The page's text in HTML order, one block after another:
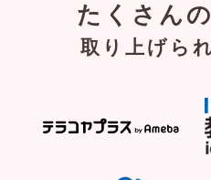
たくさんの
取り上げら